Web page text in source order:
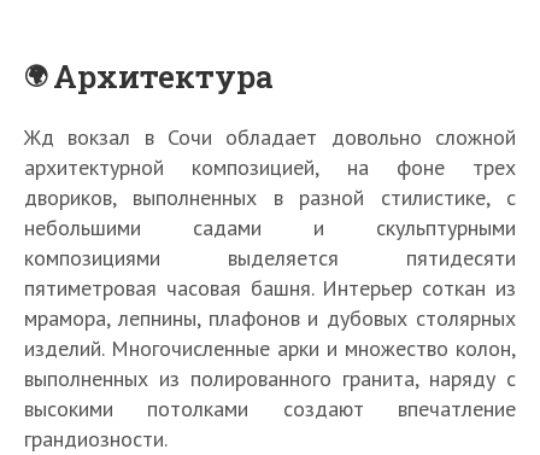
Архитектура
Жд вокзал в Сочи обладает довольно сложной
архитектурной композицией, на фоне трех
двориков, выполненных в разной стилистике, с
небольшими садами и скульптурными
композициями выделяется пятидесяти
пятиметровая часовая башня. Интерьер соткан из
мрамора, лепнины, плафонов и дубовых столярных
изделий. Многочисленные арки и множество колон,
выполненных из полированного гранита, наряду с
высокими потолками создают впечатление
грандиозности.